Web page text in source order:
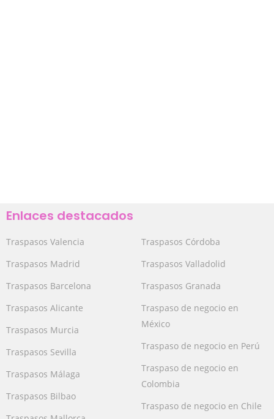
Enlaces destacados
Traspasos Valencia
Traspasos Madrid
Traspasos Barcelona
Traspasos Alicante
Traspasos Murcia
Traspasos Sevilla
Traspasos Málaga
Traspasos Bilbao
Traspasos Córdoba
Traspasos Valladolid
Traspasos Granada
Traspaso de negocio en
México
Traspaso de negocio en Perú
Traspaso de negocio en
Colombia
Traspaso de negocio en Chile